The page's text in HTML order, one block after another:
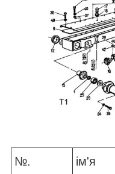
№. ім'я